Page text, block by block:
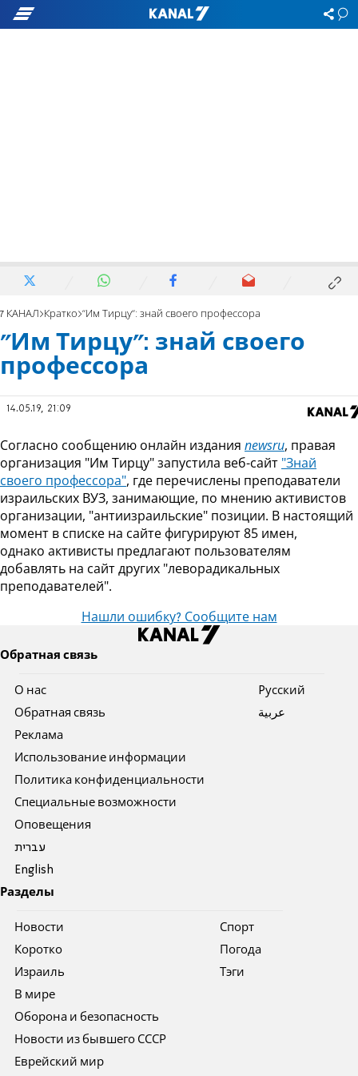
7 КАНАЛ Кратко "Им Тирцу": знай своего профессора
"Им Тирцу": знай своего
профессора
14.05.19, 21:09
Согласно сообщению онлайн издания newsru, правая
организация "Им Тирцу" запустила веб-сайт "Знай
своего профессора", где перечислены преподаватели
израильских ВУЗ, занимающие, по мнению активистов
организации, "антиизраильские" позиции. В настоящий
момент в списке на сайте фигурируют 85 имен,
однако активисты предлагают пользователям
добавлять на сайт других "леворадикальных
преподавателей".
Нашли ошибку? Сообщите нам
Обратная связь
О нас
Обратная связь
Реклама
Использование информации
Политика конфиденциальности
Специальные возможности
Оповещения
עברית
English
Pусский
عربية
Разделы
Новости
Коротко
Израиль
В мире
Оборона и безопасность
Новости из бывшего СССР
Еврейский мир
Спорт
Погода
Тэги